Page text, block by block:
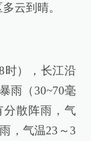
云到晴。
时），长江沿
雨（30~70毫
散阵雨，气
，气温23～3